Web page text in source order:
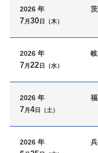
2026 年
7月 30 日（木）
2026 年
7月 22 日（水）
2026 年
7月 4 日（土）
2026 年